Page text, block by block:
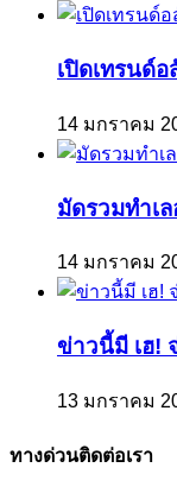
เปิดเทรนด์
14 มกราคม
มัดรวมทำเ
14 มกราคม
ข่าวนี้มี เฮ!
13 มกราคม
ทางด่วนติดต่อเรา